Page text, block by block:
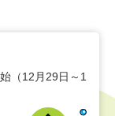
（12月29日～1